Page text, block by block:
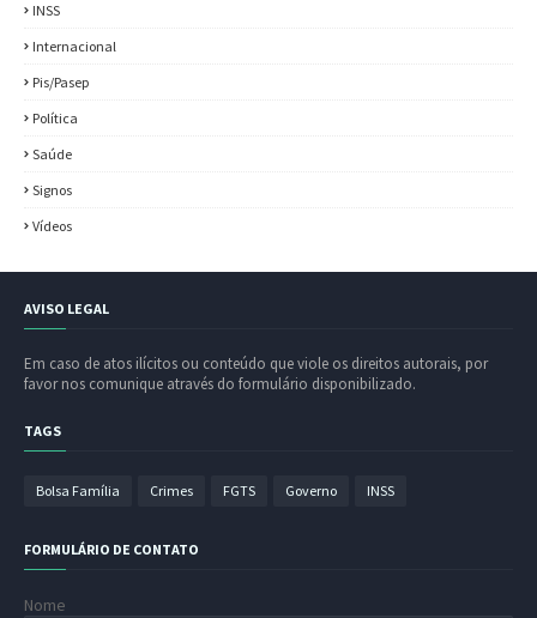
INSS
Internacional
Pis/Pasep
Política
Saúde
Signos
Vídeos
AVISO LEGAL
Em caso de atos ilícitos ou conteúdo que viole os direitos autorais, por
favor nos comunique através do formulário disponibilizado.
TAGS
Bolsa Família Crimes FGTS Governo INSS
FORMULÁRIO DE CONTATO
Nome